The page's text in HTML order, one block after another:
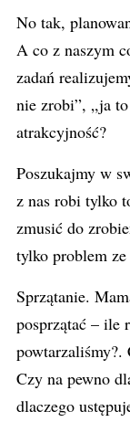
No tak,
A co z naszym
zadań
nie zrobi”, „ja
atrakcyjność?
Poszukajmy w
z nas robi tylko
zmusić do
tylko problem ze
Sprzątanie.
posprzątać – ile
powtarzaliśmy?.
Czy na pewno
dlaczego